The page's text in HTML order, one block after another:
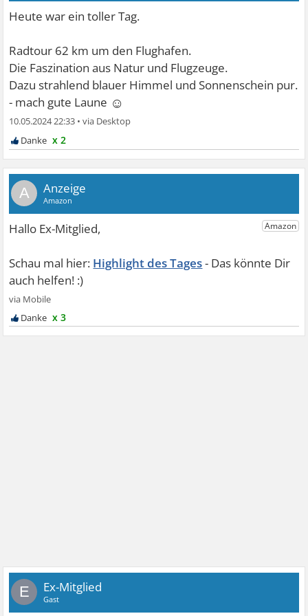
Heute war ein toller Tag.
Radtour 62 km um den Flughafen.
Die Faszination aus Natur und Flugzeuge.
Dazu strahlend blauer Himmel und Sonnenschein pur.
- mach gute Laune ☺
10.05.2024 22:33 •
x 2
A
Highlight des Tages
x 3
E Ex-Mitglied
Gast